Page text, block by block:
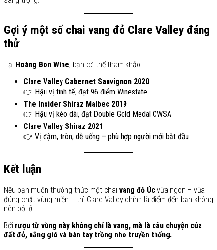
Gợi ý một số chai vang đỏ Clare Valley đáng
thử
Tại Hoàng Bon Wine, bạn có thể tham khảo:
Clare Valley Cabernet Sauvignon 2020
👉 Hậu vị tinh tế, đạt 96 điểm Winestate
The Insider Shiraz Malbec 2019
👉 Hậu vị kéo dài, đạt Double Gold Medal CWSA
Clare Valley Shiraz 2021
👉 Vị đậm, tròn, dễ uống – phù hợp người mới bắt đầu
Kết luận
Nếu bạn muốn thưởng thức một chai vang đỏ Úc vừa ngon – vừa
đúng chất vùng miền – thì Clare Valley chính là điểm đến bạn không
nên bỏ lỡ.
Bởi rượu từ vùng này không chỉ là vang, mà là câu chuyện của
đất đỏ, nắng gió và bàn tay trồng nho truyền thống.